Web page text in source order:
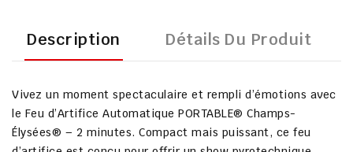
Description Détails Du Produit
Vivez un moment spectaculaire et rempli d’émotions avec
le Feu d’Artifice Automatique PORTABLE® Champs-
Élysées® – 2 minutes. Compact mais puissant, ce feu